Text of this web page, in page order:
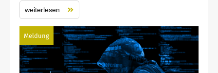
weiterlesen
Meldung